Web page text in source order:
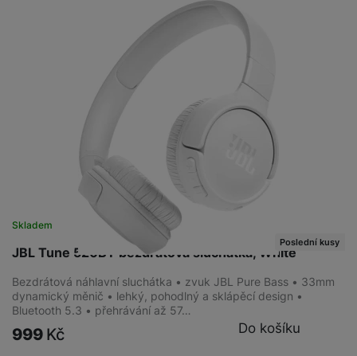
JBL Tune 520BT bezdrátová sluchátka, White
Skladem
Poslední kusy
Bezdrátová náhlavní sluchátka • zvuk JBL Pure Bass • 33mm
dynamický měnič • lehký, pohodlný a sklápěcí design •
Bluetooth 5.3 • přehrávání až 57…
999 Kč Do košíku